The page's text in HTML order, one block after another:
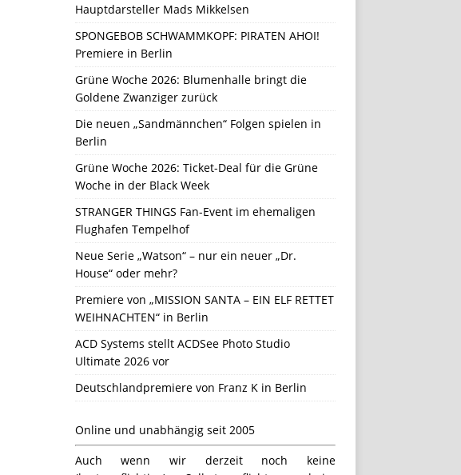
Hauptdarsteller Mads Mikkelsen
SPONGEBOB SCHWAMMKOPF: PIRATEN AHOI!
Premiere in Berlin
Grüne Woche 2026: Blumenhalle bringt die
Goldene Zwanziger zurück
Die neuen „Sandmännchen“ Folgen spielen in
Berlin
Grüne Woche 2026: Ticket-Deal für die Grüne
Woche in der Black Week
STRANGER THINGS Fan-Event im ehemaligen
Flughafen Tempelhof
Neue Serie „Watson“ – nur ein neuer „Dr.
House“ oder mehr?
Premiere von „MISSION SANTA – EIN ELF RETTET
WEIHNACHTEN“ in Berlin
ACD Systems stellt ACDSee Photo Studio
Ultimate 2026 vor
Deutschlandpremiere von Franz K in Berlin
Online und unabhängig seit 2005
Auch wenn wir derzeit noch keine